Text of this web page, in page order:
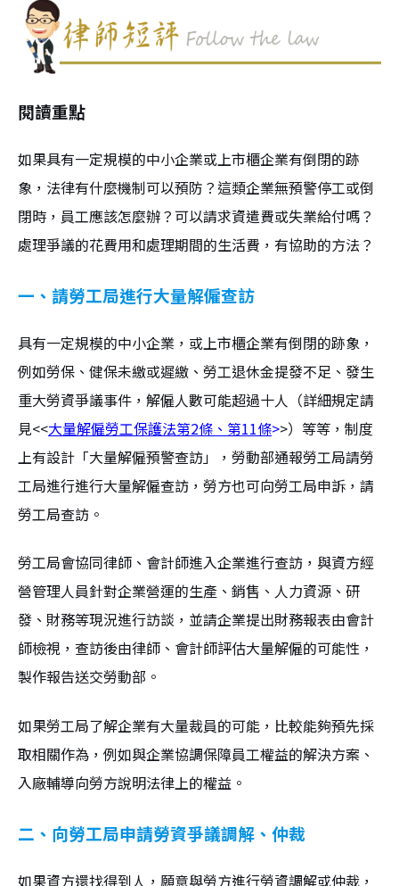
閱讀重點
如果具有一定規模的中小企業或上市櫃企業有倒閉的跡
象，法律有什麼機制可以預防？這類企業無預警停工或倒
閉時，員工應該怎麼辦？可以請求資遣費或失業給付嗎？
處理爭議的花費用和處理期間的生活費，有協助的方法？
一、請勞工局進行大量解僱查訪
具有一定規模的中小企業，或上市櫃企業有倒閉的跡象，
例如勞保、健保未繳或遲繳、勞工退休金提發不足、發生
重大勞資爭議事件，解僱人數可能超過十人（詳細規定請
見<<大量解僱勞工保護法第2條、第11條>>）等等，制度
上有設計「大量解僱預警查訪」，勞動部通報勞工局請勞
工局進行進行大量解僱查訪，勞方也可向勞工局申訴，請
勞工局查訪。
勞工局會協同律師、會計師進入企業進行查訪，與資方經
營管理人員針對企業營運的生產、銷售、人力資源、研
發、財務等現況進行訪談，並請企業提出財務報表由會計
師檢視，查訪後由律師、會計師評估大量解僱的可能性，
製作報告送交勞動部。
如果勞工局了解企業有大量裁員的可能，比較能夠預先採
取相關作為，例如與企業協調保障員工權益的解決方案、
入廠輔導向勞方說明法律上的權益。
二、向勞工局申請勞資爭議調解、仲裁
如果資方還找得到人，願意與勞方進行勞資調解或仲裁，